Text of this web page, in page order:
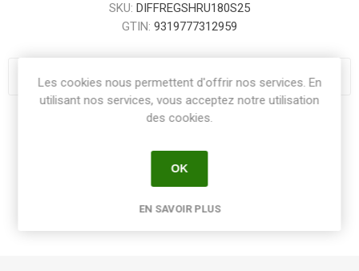
SKU: DIFFREGSHRU180S25
GTIN: 9319777312959
Share:
Les cookies nous permettent d'offrir nos services. En
utilisant nos services, vous acceptez notre utilisation
des cookies.
OK
EN SAVOIR PLUS